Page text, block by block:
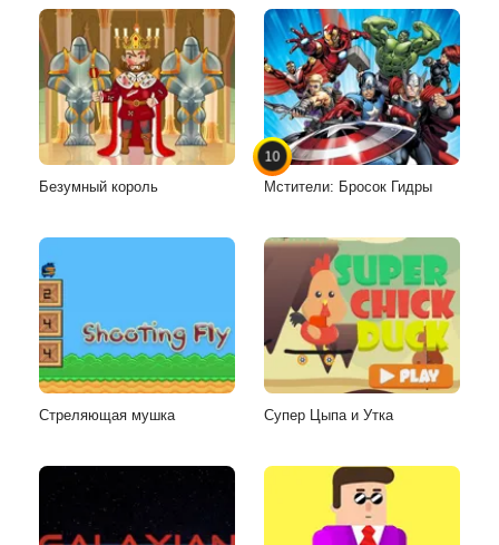
Безумный король
10
Мстители: Бросок Гидры
Стреляющая мушка Супер Цыпа и Утка